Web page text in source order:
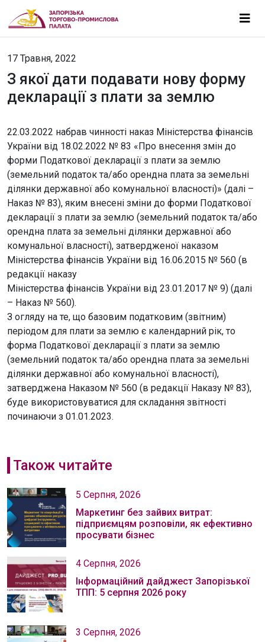
17 Травня, 2022
З якої дати подавати нову форму
декларації з плати за землю
22.03.2022 набрав чинності наказ Міністерства фінансів
України від 18.02.2022 № 83 «Про внесення змін до
форми Податкової декларації з плати за землю
(земельний податок та/або орендна плата за земельні
ділянки державної або комунальної власності)» (далі –
Наказ № 83), яким внесені зміни до форми Податкової
декларації з плати за землю (земельний податок та/або
орендна плата за земельні ділянки державної або
комунальної власності), затвердженої наказом
Міністерства фінансів України від 16.06.2015 № 560 (в
редакції наказу
Міністерства фінансів України від 23.01.2017 № 9) (далі
– Наказ № 560).
З огляду на те, що базовим податковим (звітним)
періодом для плати за землю є календарний рік, то
форма Податкової декларації з плати за землю
(земельний податок та/або орендна плата за земельні
ділянки державної або комунальної власності),
затверджена Наказом № 560 (в редакції Наказу № 83),
буде використовуватися для складання звітності
починаючи з 01.01.2023.
Також читайте
5 Серпня, 2026
Маркетинг без зайвих витрат:
підприємцям розповіли, як ефективно
просувати бізнес
4 Серпня, 2026
Інформаційний дайджест Запорізької
ТПП: 5 серпня 2026 року
3 Серпня, 2026